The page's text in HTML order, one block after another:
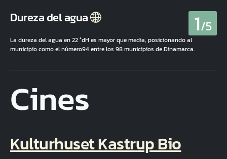
Dureza del agua 1/5
La dureza del agua en 22 °dH es mayor que media, posicionando al
municipio como el número94 entre los 98 municipios de Dinamarca.
Cines
Kulturhuset Kastrup Bio